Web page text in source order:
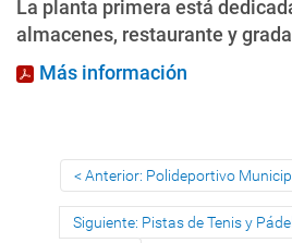
La planta primera está
almacenes, restaurante y
Más información
Anterior: Polideportivo
Siguiente: Pistas de Tenis y